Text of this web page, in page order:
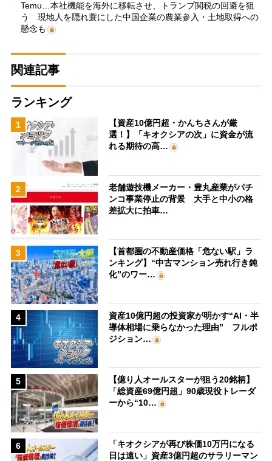
Temu…本社機能を海外に移転させ、トランプ関税の回避を狙
う 現地人を隠れ蓑にした中国企業の農業参入・土地取得への
懸念も
関連記事
ランキング
1
【資産10億円超・かんちさんが厳
選！】「キオクシアの次」に資金が流
れる期待の高…
2
老舗遊技機メーカー・豊丸産業がパチ
ンコ事業停止の背景 大手と中小の格
差拡大に拍車…
3
【首都圏の不動産価格「危ない駅」ラ
ンキング】“中古マンション売れ行き鈍
化”のワー…
4
資産10億円超の投資家が明かす“AI・半
導体相場に乗らなかった理由” フルポ
ジション…
5
【億り人オールスターが狙う20銘柄】
「総資産69億円超」90歳現役トレーダ
ーから“10…
6
「キオクシアが再び株価10万円になる
日は遠い」資産3億円超のサラリーマン